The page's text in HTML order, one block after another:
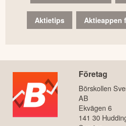
Aktietips Aktieappen
Företag
Börskollen
AB
Ekvägen 6
141 30